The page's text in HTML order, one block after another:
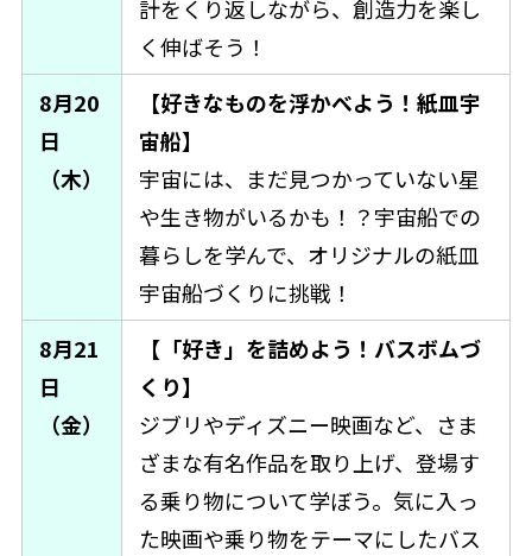
計をくり返しながら、創造力を楽し
く伸ばそう！
8月20
日
（木）
【好きなものを浮かべよう！紙皿宇
宙船】
宇宙には、まだ見つかっていない星
や生き物がいるかも！？宇宙船での
暮らしを学んで、オリジナルの紙皿
宇宙船づくりに挑戦！
8月21
日
（金）
【「好き」を詰めよう！バスボムづ
くり】
ジブリやディズニー映画など、さま
ざまな有名作品を取り上げ、登場す
る乗り物について学ぼう。気に入っ
た映画や乗り物をテーマにしたバス